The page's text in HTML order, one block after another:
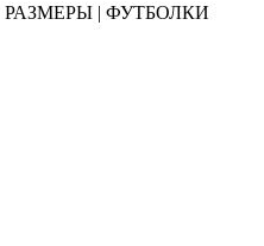
| ФУТБОЛКИ